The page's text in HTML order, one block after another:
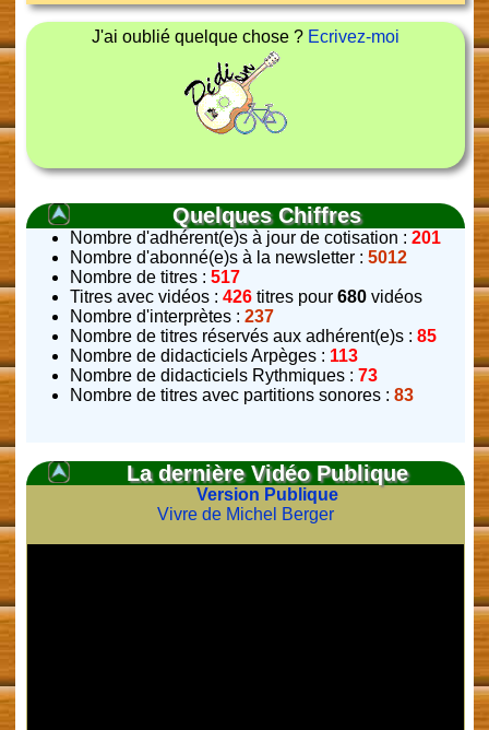
J'ai oublié quelque chose ? Ecrivez-moi
Quelques Chiffres
Nombre d'adhérent(e)s à jour de cotisation : 201
Nombre d'abonné(e)s à la newsletter : 5012
Nombre de titres : 517
Titres avec vidéos : 426 titres pour 680 vidéos
Nombre d'interprètes : 237
Nombre de titres réservés aux adhérent(e)s : 85
Nombre de didacticiels Arpèges : 113
Nombre de didacticiels Rythmiques : 73
Nombre de titres avec partitions sonores : 83
La dernière Vidéo Publique
Version Publique
Vivre de Michel Berger